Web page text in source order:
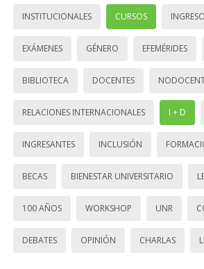
INSTITUCIONALES CURSOS INGRESO
EXÁMENES GÉNERO EFEMÉRIDES
BIBLIOTECA DOCENTES
RELACIONES INTERNACIONALES I + D
INGRESANTES INCLUSIÓN
BECAS BIENESTAR UNIVERSITARIO
100 AÑOS WORKSHOP UNR
DEBATES OPINIÓN CHARLAS